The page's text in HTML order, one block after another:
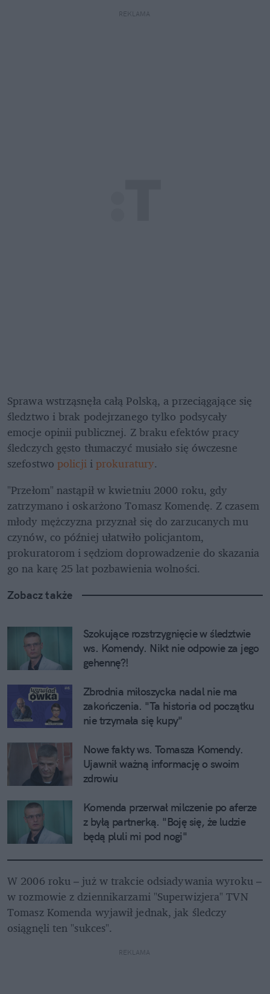
REKLAMA
Sprawa wstrząsnęła całą Polską, a przeciągające się
śledztwo i brak podejrzanego tylko podsycały
emocje opinii publicznej. Z braku efektów pracy
śledczych gęsto tłumaczyć musiało się ówczesne
szefostwo policji i prokuratury.
"Przełom" nastąpił w kwietniu 2000 roku, gdy
zatrzymano i oskarżono Tomasz Komendę. Z czasem
młody mężczyzna przyznał się do zarzucanych mu
czynów, co później ułatwiło policjantom,
prokuratorom i sędziom doprowadzenie do skazania
go na karę 25 lat pozbawienia wolności.
Zobacz także
Szokujące rozstrzygnięcie w śledztwie
ws. Komendy. Nikt nie odpowie za jego
gehennę?!
Zbrodnia miłoszycka nadal nie ma
zakończenia. "Ta historia od początku
nie trzymała się kupy"
Nowe fakty ws. Tomasza Komendy.
Ujawnił ważną informację o swoim
zdrowiu
Komenda przerwał milczenie po aferze
z byłą partnerką. "Boję się, że ludzie
będą pluli mi pod nogi"
W 2006 roku – już w trakcie odsiadywania wyroku –
w rozmowie z dziennikarzami "Superwizjera" TVN
Tomasz Komenda wyjawił jednak, jak śledczy
osiągnęli ten "sukces".
REKLAMA